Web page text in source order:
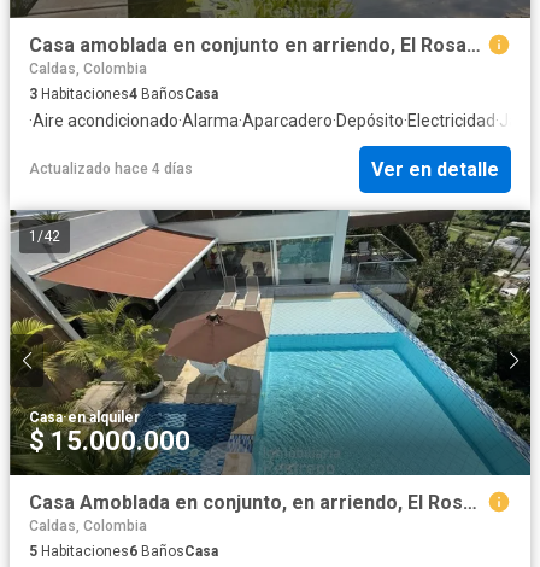
Casa amoblada en conjunto en arriendo, El Rosario, Manizales
Caldas, Colombia
3 Habitaciones4 BañosCasa
·Aire acondicionado·Alarma·Aparcadero·Depósito·Electricidad·
Actualizado hace 4 días Ver en detalle
1 /42
Casa·en alquiler
$ 15.000.000
Casa Amoblada en conjunto, en arriendo, El Rosario, Manizales
Caldas, Colombia
5 Habitaciones6 BañosCasa